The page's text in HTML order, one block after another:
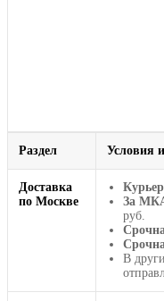
Раздел Условия
Доставка
по Москве
За
руб.
В